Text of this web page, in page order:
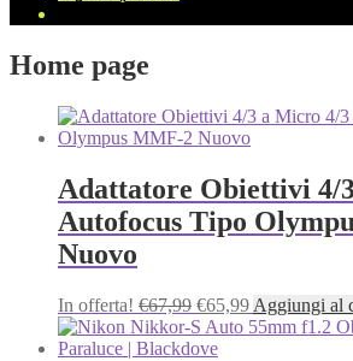
Home page
Adattatore Obiettivi 4/
Autofocus Tipo
Nuovo
In offerta! €67,99 Il
prezzo
originale
€65,99Il
prezzo
Aggiungi al